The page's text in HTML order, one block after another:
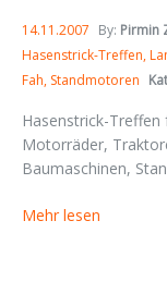
14.11.2007 By: Pirmin
Hasenstrick-Treffen
Fah Standmotoren
Hasenstrick-
Motorräder,
Baumaschinen,
Mehr lesen